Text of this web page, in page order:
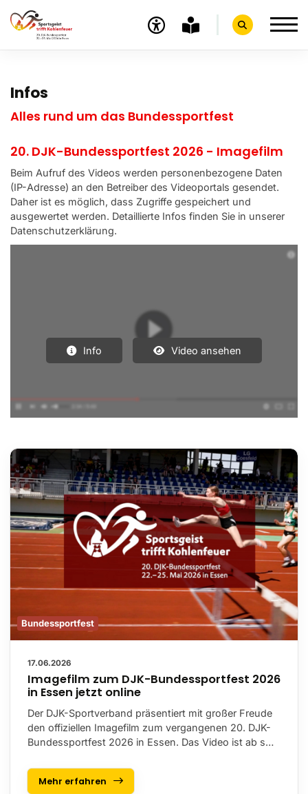
Infos
Alles rund um das Bundessportfest
20. DJK-Bundessportfest 2026 - Imagefilm
Beim Aufruf des Videos werden personenbezogene Daten
(IP-Adresse) an den Betreiber des Videoportals gesendet.
Daher ist es möglich, dass Zugriffe gespeichert und
ausgewertet werden. Detaillierte Infos finden Sie in unserer
Datenschutzerklärung.
Info Video ansehen
Bundessportfest
17.06.2026
Imagefilm zum DJK-Bundessportfest 2026
in Essen jetzt online
Der DJK-Sportverband präsentiert mit großer Freude
den offiziellen Imagefilm zum vergangenen 20. DJK-
Bundessportfest 2026 in Essen. Das Video ist ab s…
Mehr erfahren
Infos
Sport
Programm BSF
Fotos und Videos